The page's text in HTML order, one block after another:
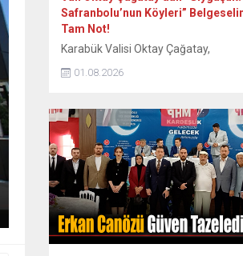
Safranbolu’nun Köyleri”
Tam Not!
Karabük Valisi Oktay Çağatay,
somut olmayan kültürel mirasını kayıt
Köyleri” adlı uzun metraj belgesel
izledi. Vali Oktay Çağatay, Vali
Erol Özkan ve Kerem Süleyman
birlikte özel gösterime katıldı.
ayrıca Safranbolu Alan Başkanı
Belder, Kültürel Miras...
01.08.2026